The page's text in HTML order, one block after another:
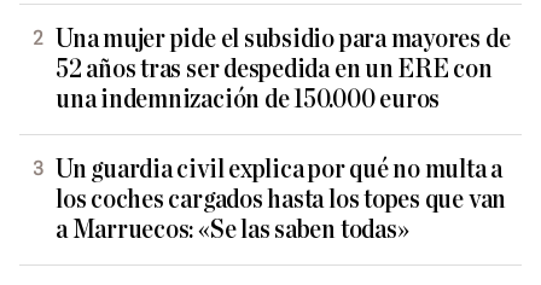
Una mujer pide el subsidio para mayores de
52 años tras ser despedida en un ERE con
una indemnización de 150.000 euros
Un guardia civil explica por qué no multa a
los coches cargados hasta los topes que van
a Marruecos: «Se las saben todas»